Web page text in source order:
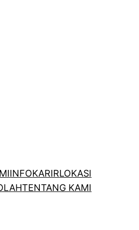
INFOKARIRLOKASI
TENTANG KAMI